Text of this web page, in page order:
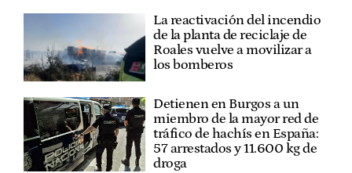
La reactivación del incendio
de la planta de reciclaje de
Roales vuelve a movilizar a
los bomberos
Detienen en Burgos a un
miembro de la mayor red de
tráfico de hachís en España:
57 arrestados y 11.600 kg de
droga